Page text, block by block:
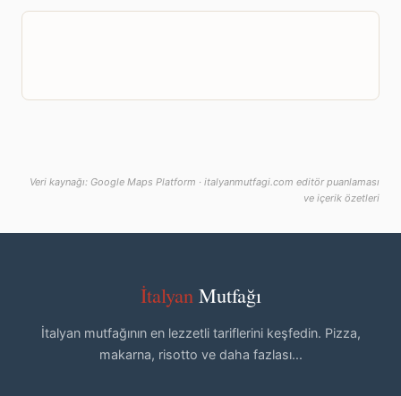
Veri kaynağı: Google Maps Platform · italyanmutfagi.com editör puanlaması
ve içerik özetleri
İtalyanMutfağı
İtalyan mutfağının en lezzetli tariflerini keşfedin. Pizza,
makarna, risotto ve daha fazlası...